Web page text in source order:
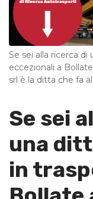
Se sei alla ricerca
eccezionali a
srl è la ditta che fa
Se sei
una
in